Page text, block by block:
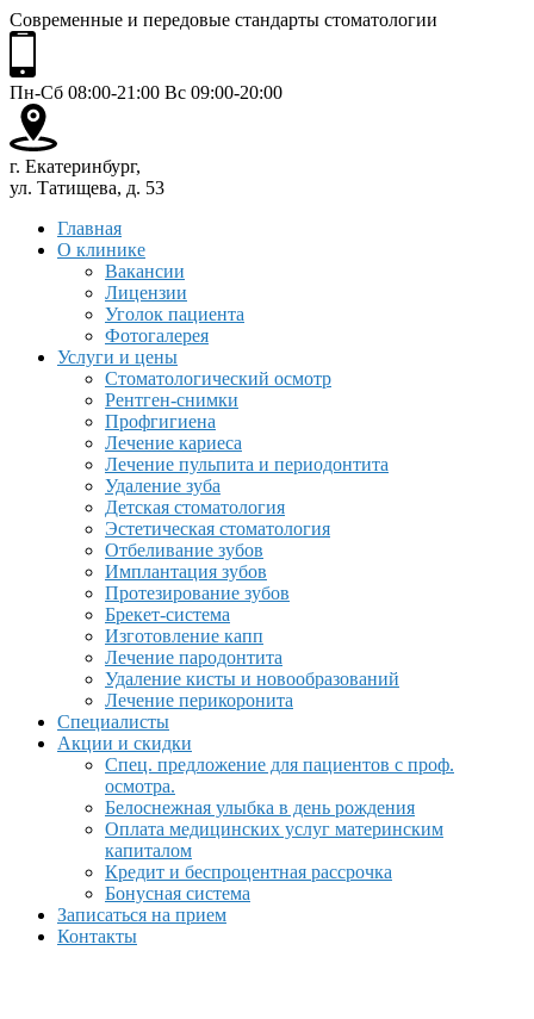
Современные и передовые стандарты стоматологии
Пн-Сб 08:00-21:00 Вс 09:00-20:00
г. Екатеринбург,
ул. Татищева, д. 53
Главная
О клинике
Вакансии
Лицензии
Уголок пациента
Фотогалерея
Услуги и цены
Стоматологический осмотр
Рентген-снимки
Профгигиена
Лечение кариеса
Лечение пульпита и периодонтита
Удаление зуба
Детская стоматология
Эстетическая стоматология
Отбеливание зубов
Имплантация зубов
Протезирование зубов
Брекет-система
Изготовление капп
Лечение пародонтита
Удаление кисты и новообразований
Лечение перикоронита
Специалисты
Акции и скидки
Спец. предложение для пациентов с проф.
осмотра.
Белоснежная улыбка в день рождения
Оплата медицинских услуг материнским
капиталом
Кредит и беспроцентная рассрочка
Бонусная система
Записаться на прием
Контакты